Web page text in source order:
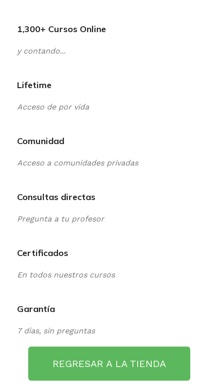
1,300+ Cursos Online
y contando...
Lifetime
Acceso de por vida
Comunidad
Acceso a comunidades privadas
Consultas directas
Pregunta a tu profesor
Certificados
En todos nuestros cursos
Garantía
7 días, sin preguntas
REGRESAR A LA TIENDA